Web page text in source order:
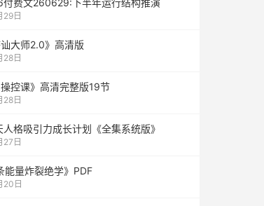
付费文260629:下半年运行结构推演
29日
大师2.0》高清版
28日
控课》高清完整版19节
28日
格吸引力成长计划《全集系统版》
27日
《1000‮能条‬‎量‮裂炸‬‎绝学》PDF
20日